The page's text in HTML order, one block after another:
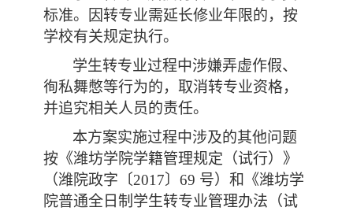
标准。因转专业需延长修业年限的，按
学校有关规定执行。
学生转专业过程中涉嫌弄虚作假、
徇私舞憋等行为的，取消转专业资格，
并追究相关人员的责任。
本方案实施过程中涉及的其他问题
按《潍坊学院学籍管理规定（试行）》
（潍院政字〔2017〕69 号）和《潍坊学
院普通全日制学生转专业管理办法（试